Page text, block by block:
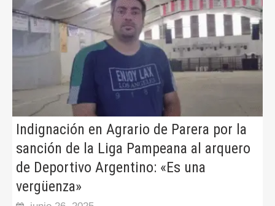
Indignación en Agrario de Parera por la
sanción de la Liga Pampeana al arquero
de Deportivo Argentino: «Es una
vergüenza»